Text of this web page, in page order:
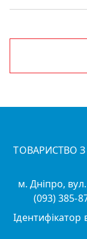
ТОВАРИСТВО
м. Дніпро,
(093) 385-
Ідентифікатор